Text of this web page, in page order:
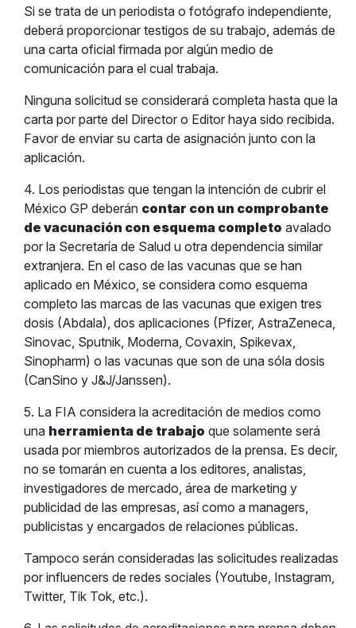
Si se trata de un periodista o fotógrafo independiente,
deberá proporcionar testigos de su trabajo, además de
una carta oficial firmada por algún medio de
comunicación para el cual trabaja.
Ninguna solicitud se considerará completa hasta que la
carta por parte del Director o Editor haya sido recibida.
Favor de enviar su carta de asignación junto con la
aplicación.
4. Los periodistas que tengan la intención de cubrir el
México GP deberán contar con un comprobante
de vacunación con esquema completo avalado
por la Secretaría de Salud u otra dependencia similar
extranjera. En el caso de las vacunas que se han
aplicado en México, se considera como esquema
completo las marcas de las vacunas que exigen tres
dosis (Abdala), dos aplicaciones (Pfizer, AstraZeneca,
Sinovac, Sputnik, Moderna, Covaxin, Spikevax,
Sinopharm) o las vacunas que son de una sóla dosis
(CanSino y J&J/Janssen).
5. La FIA considera la acreditación de medios como
una herramienta de trabajo que solamente será
usada por miembros autorizados de la prensa. Es decir,
no se tomarán en cuenta a los editores, analistas,
investigadores de mercado, área de marketing y
publicidad de las empresas, así como a managers,
publicistas y encargados de relaciones públicas.
Tampoco serán consideradas las solicitudes realizadas
por influencers de redes sociales (Youtube, Instagram,
Twitter, Tik Tok, etc.).